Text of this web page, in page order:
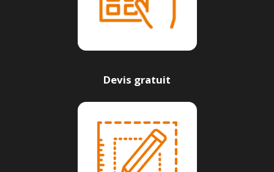
Devis gratuit